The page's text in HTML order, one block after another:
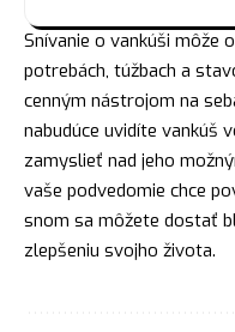
Snívanie o vankúši môže
potrebách, túžbach a
cenným nástrojom na
nabudúce uvidíte vankúš
zamyslieť nad jeho
vaše podvedomie chce
snom sa môžete dostať
zlepšeniu svojho života.